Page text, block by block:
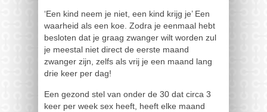
‘Een kind neem je niet, een kind krijg je’ Een
waarheid als een koe. Zodra je eenmaal hebt
besloten dat je graag zwanger wilt worden zul
je meestal niet direct de eerste maand
zwanger zijn, zelfs als vrij je een maand lang
drie keer per dag!
Een gezond stel van onder de 30 dat circa 3
keer per week sex heeft, heeft elke maand